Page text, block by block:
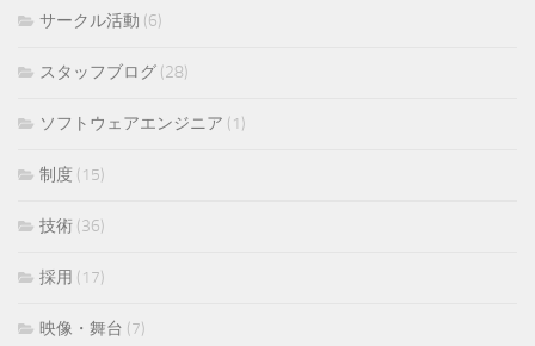
サークル活動 (6)
スタッフブログ (28)
ソフトウェアエンジニア (1)
制度 (15)
技術 (36)
採用 (17)
映像・舞台 (7)